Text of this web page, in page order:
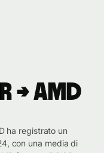
→ AMD
ha registrato un
con una media di